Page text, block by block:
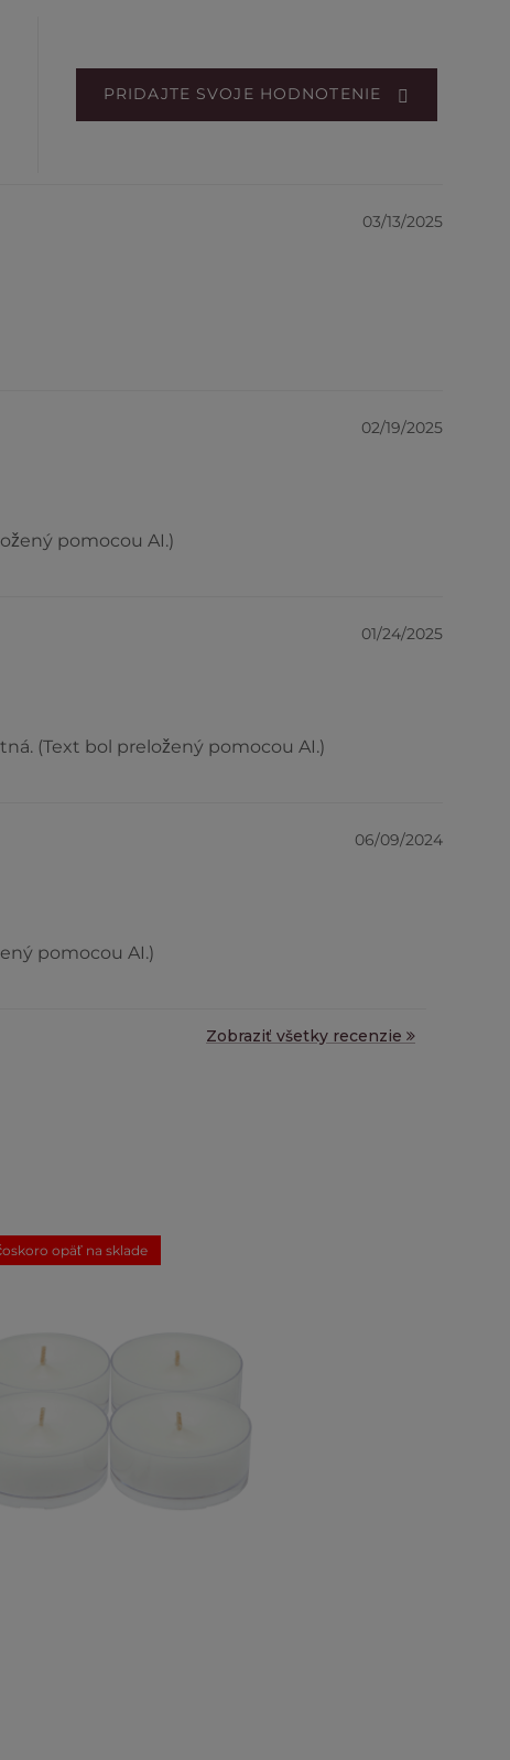
PRIDAJTE SVOJE HODNOTENIE
03/13/2025
02/19/2025
pomocou AI.)
01/24/2025
(Text bol preložený pomocou AI.)
06/09/2024
pomocou AI.)
Zobraziť všetky recenzie
opäť na sklade